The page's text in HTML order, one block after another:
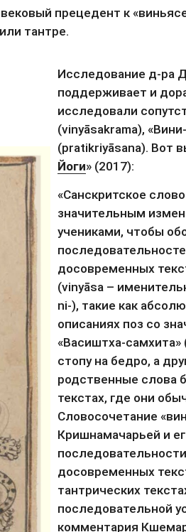
прецедент к
тантре.
Исследование д-ра
поддерживает и
исследовали
(vinyāsakrama),
(pratikriyāsana). Вот
Йоги» (2017):
«Санскритское
значительным
учениками, чтобы
досовременных
(vinyāsa –
ni-), такие как
описаниях поз со
«Васиштха-
стопу на бедро, а
родственные слова
текстах, где они
Словосочетание
Кришнамачарьей и
досовременных
тантрических
последовательной
комментария